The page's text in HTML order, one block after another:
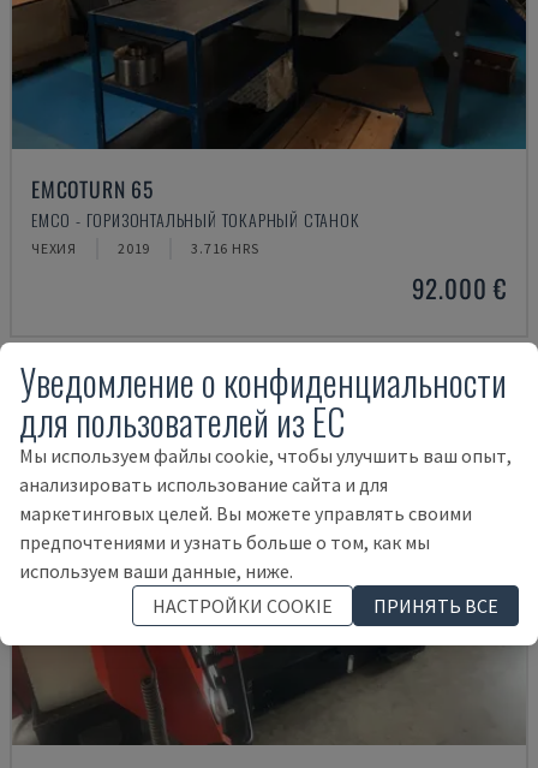
EMCOTURN 65
EMCO - ГОРИЗОНТАЛЬНЫЙ ТОКАРНЫЙ СТАНОК
ЧЕХИЯ 2019 3.716 HRS
92.000 €
Уведомление о конфиденциальности
для пользователей из ЕС
Мы используем файлы cookie, чтобы улучшить ваш опыт,
анализировать использование сайта и для
маркетинговых целей. Вы можете управлять своими
предпочтениями и узнать больше о том, как мы
используем ваши данные, ниже.
НАСТРОЙКИ COOKIE
ПРИНЯТЬ ВСЕ